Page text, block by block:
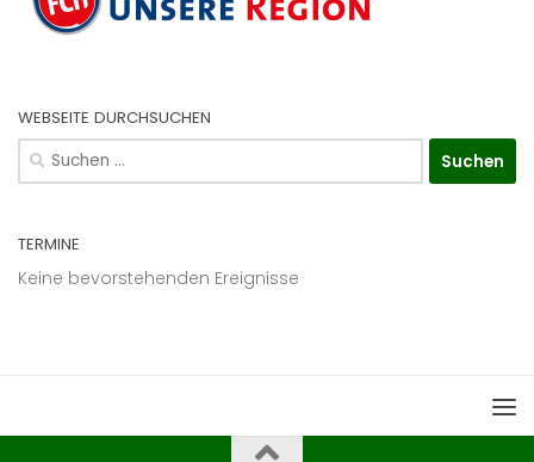
WEBSEITE DURCHSUCHEN
Suchen
nach:
TERMINE
Keine bevorstehenden Ereignisse